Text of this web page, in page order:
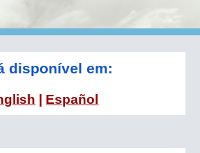
disponível em:
Español